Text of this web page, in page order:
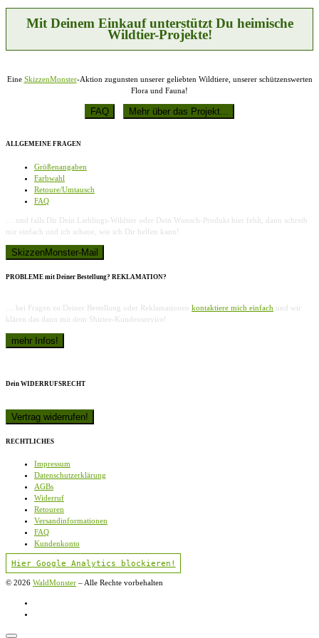
Produktseite
gewählt
werden
Mit Deinem Einkauf unterstützt Du heimische
Wildtier-Projekte!
Eine SkizzenMonster-Aktion zugunsten unserer geliebten Wildtiere, unserer schützenswerten
Flora und Fauna!
ALLGEMEINE FRAGEN
Größenangaben
Farbwahl
Retoure/Umtausch
FAQ
… und falls Dir Dein Lieblings-Wildtier oder Dein Wunsch-Produkt hier fehlt, dann schreib
mir einfach und ich schaue, wie ich Dir helfen kann!
PROBLEME mit Deiner Bestellung? REKLAMATION?
… bei Fragen zu Deiner Bestellung oder Reklamationen kontaktiere mich einfach und wir
klären das dann mit dem Shirtee-Kundenservice!
Dein WIDERRUFSRECHT
RECHTLICHES
Impressum
Datenschutzerklärung
AGBs
Widerruf
Retouren
Versandinformationen
FAQ
Kundenkonto
Hier Google Analytics blockieren!
© 2026 WaldMonster –Alle Rechte vorbehalten